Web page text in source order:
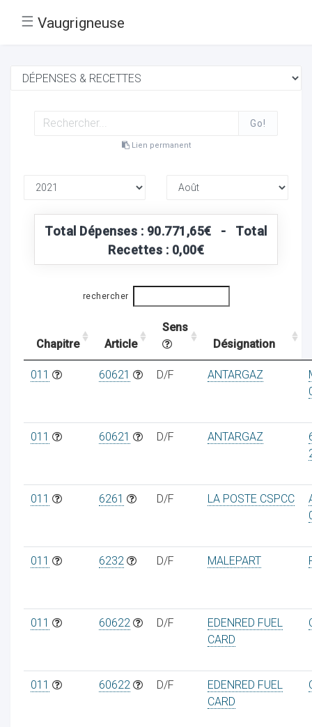
☰ Vaugrigneuse
Go!
Lien permanent
Total Dépenses : 90.771,65€ - Total
Recettes : 0,00€
rechercher
Chapitre Article
Sens
Désignation
011 60621 D/F ANTARGAZ
011 60621 D/F ANTARGAZ
011 6261 D/F LA POSTE CSPCC
011 6232 D/F MALEPART
011 60622 D/F
EDENRED FUEL
CARD
011 60622 D/F
EDENRED FUEL
CARD